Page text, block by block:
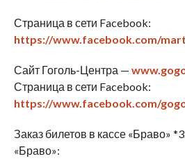
Страница в сети Facebook:
https://www.facebook.com/
Сайт Гоголь-Центра —
Страница в сети Facebook:
https://www.facebook.com/
Заказ билетов в кассе «Браво»
«Браво»: